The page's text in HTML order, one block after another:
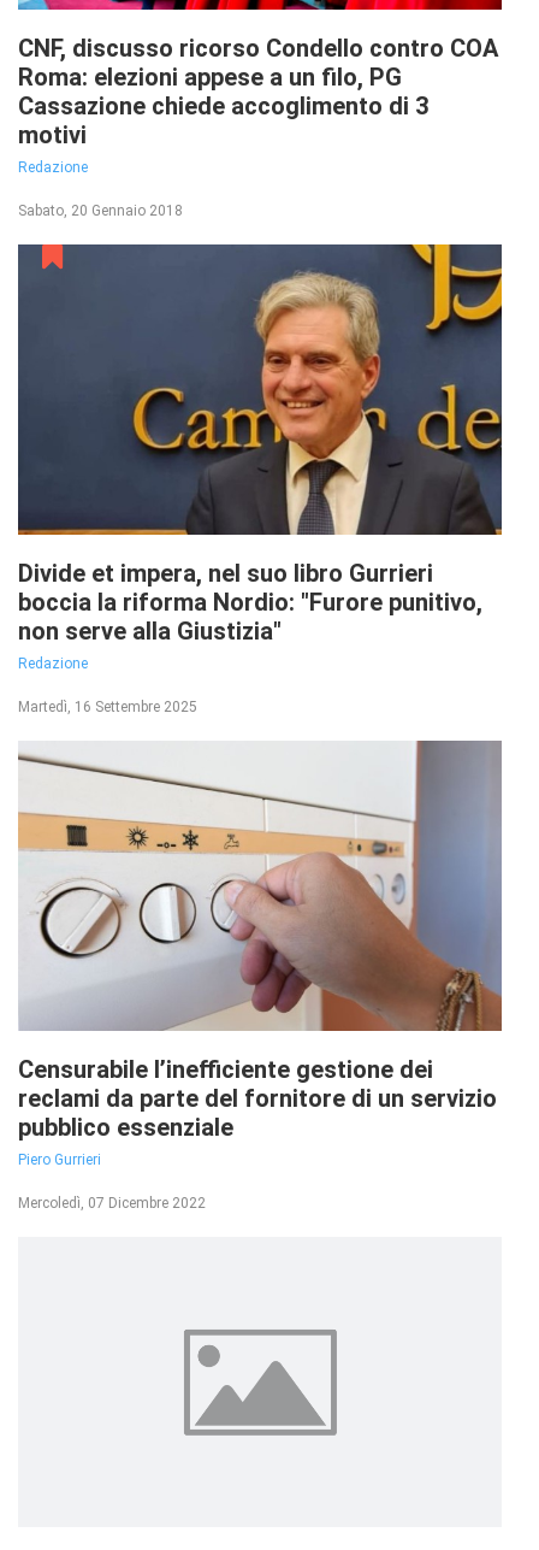
CNF, discusso ricorso Condello contro COA
Roma: elezioni appese a un filo, PG
Cassazione chiede accoglimento di 3
motivi
Redazione
Sabato, 20 Gennaio 2018
Divide et impera, nel suo libro Gurrieri
boccia la riforma Nordio: "Furore punitivo,
non serve alla Giustizia"
Redazione
Martedì, 16 Settembre 2025
Censurabile l’inefficiente gestione dei
reclami da parte del fornitore di un servizio
pubblico essenziale
Piero Gurrieri
Mercoledì, 07 Dicembre 2022